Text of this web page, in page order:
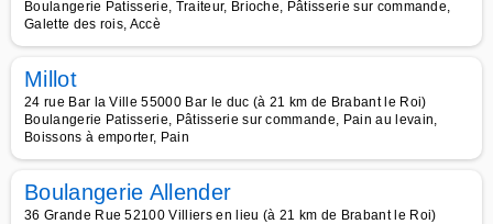
Boulangerie Patisserie, Traiteur, Brioche, Pâtisserie sur commande,
Galette des rois, Accè
Millot
24 rue Bar la Ville 55000 Bar le duc (à 21 km de Brabant le Roi)
Boulangerie Patisserie, Pâtisserie sur commande, Pain au levain,
Boissons à emporter, Pain
Boulangerie Allender
36 Grande Rue 52100 Villiers en lieu (à 21 km de Brabant le Roi)